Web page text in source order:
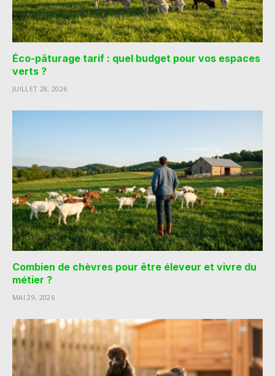
Éco-pâturage tarif : quel budget pour vos espaces
verts ?
JUILLET 28, 2026
Combien de chèvres pour être éleveur et vivre du
métier ?
MAI 29, 2026